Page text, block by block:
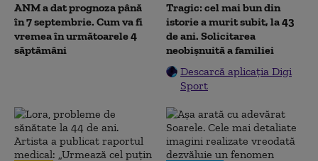
ANM a dat prognoza până
în 7 septembrie. Cum va fi
vremea în următoarele 4
săptămâni
Tragic: cel mai bun din
istorie a murit subit, la 43
de ani. Solicitarea
neobișnuită a familiei
Descarcă aplicația Digi
Sport